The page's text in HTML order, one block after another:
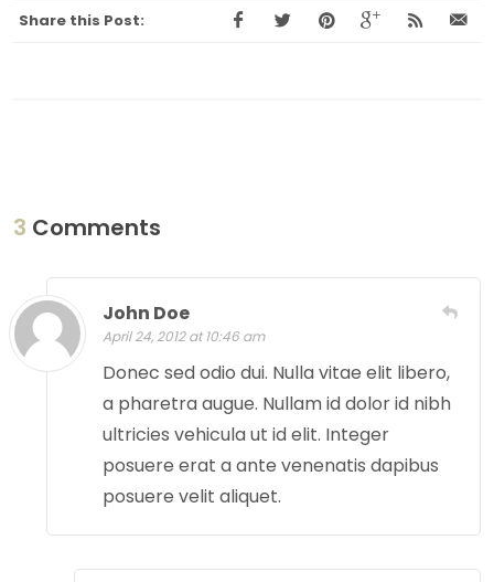
Share this Post:
3 Comments
John Doe
April 24, 2012 at 10:46 am
Donec sed odio dui. Nulla vitae elit libero,
a pharetra augue. Nullam id dolor id nibh
ultricies vehicula ut id elit. Integer
posuere erat a ante venenatis dapibus
posuere velit aliquet.